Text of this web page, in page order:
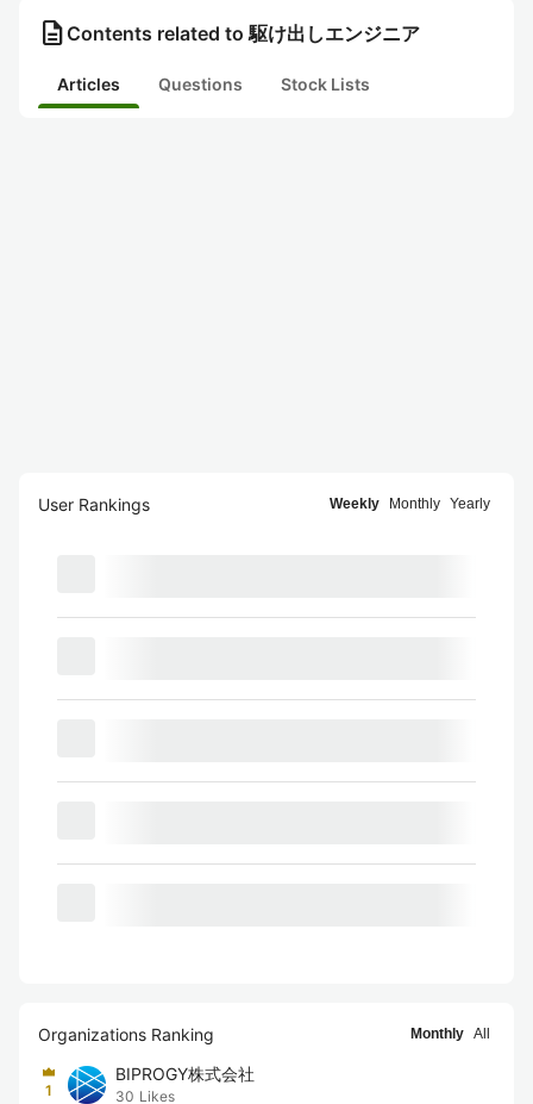
description Contents related to 駆け出しエンジニア
Articles Questions Stock Lists
User Rankings Weekly Monthly Yearly
Organizations Ranking Monthly All
1
BIPROGY株式会社
30 Likes